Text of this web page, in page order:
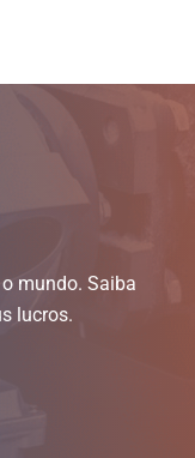
mundo. Saiba
lucros.